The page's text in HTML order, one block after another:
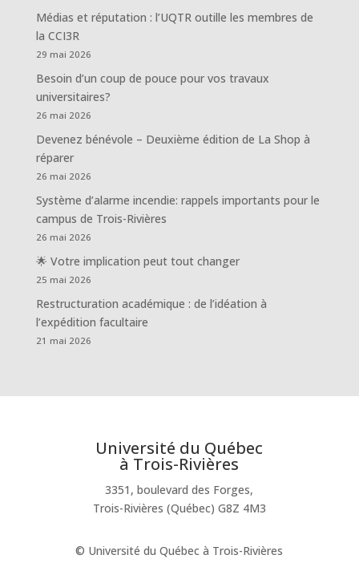
Médias et réputation : l’UQTR outille les membres de
la CCI3R
29 mai 2026
Besoin d’un coup de pouce pour vos travaux
universitaires?
26 mai 2026
Devenez bénévole – Deuxième édition de La Shop à
réparer
26 mai 2026
Système d’alarme incendie: rappels importants pour le
campus de Trois-Rivières
26 mai 2026
🌟 Votre implication peut tout changer
25 mai 2026
Restructuration académique : de l’idéation à
l’expédition facultaire
21 mai 2026
Université du Québec
à Trois-Rivières
3351, boulevard des Forges,
Trois-Rivières (Québec) G8Z 4M3
© Université du Québec à Trois-Rivières